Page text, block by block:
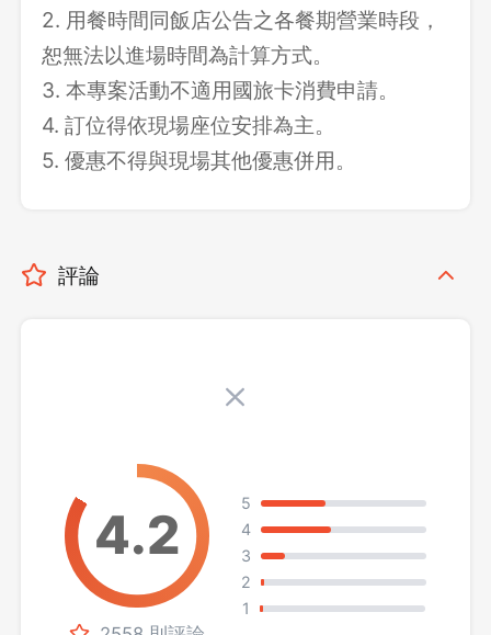
2. 用餐時間同飯店公告之各餐期營業時段，
恕無法以進場時間為計算方式。
3. 本專案活動不適用國旅卡消費申請。
4. 訂位得依現場座位安排為主。
5. 優惠不得與現場其他優惠併用。
評論
5
4
3
2
1